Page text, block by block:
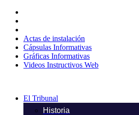
contenido
Actas de instalación
Cápsulas Informativas
Gráficas Informativas
Videos Instructivos Web
El Tribunal
Historia